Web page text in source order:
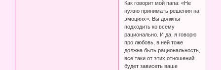
Как говорит мой папа: «Не
нужно принимать решения на
эмоциях». Вы должны
подходить ко всему
рационально. И да, я говорю
про любовь, в ней тоже
должна быть рациональность,
все таки от этих отношений
будет зависеть ваше